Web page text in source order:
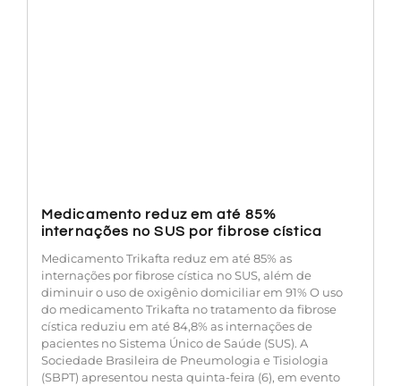
Medicamento reduz em até 85%
internações no SUS por fibrose cística
Medicamento Trikafta reduz em até 85% as
internações por fibrose cística no SUS, além de
diminuir o uso de oxigênio domiciliar em 91% O uso
do medicamento Trikafta no tratamento da fibrose
cística reduziu em até 84,8% as internações de
pacientes no Sistema Único de Saúde (SUS). A
Sociedade Brasileira de Pneumologia e Tisiologia
(SBPT) apresentou nesta quinta-feira (6), em evento